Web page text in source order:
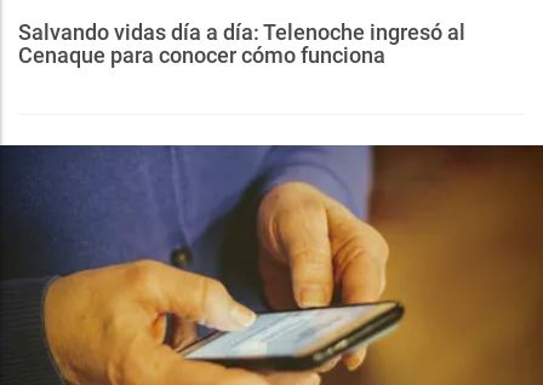
Salvando vidas día a día: Telenoche ingresó al
Cenaque para conocer cómo funciona